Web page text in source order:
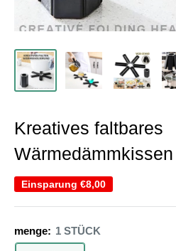
Kreatives faltbares
Wärmedämmkissen
Einsparung €8,00
menge: 1 STÜCK